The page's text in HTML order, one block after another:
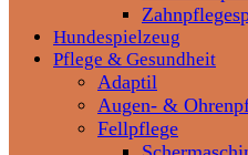
Hundespielzeug
Pflege & Gesundheit
Adaptil
Augen- &
Fellpflege